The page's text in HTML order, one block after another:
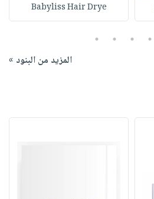
Babyliss Hair Drye
2
3
4
5
المزيد من البنود »